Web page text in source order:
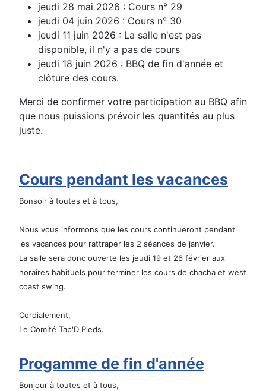
jeudi 28 mai 2026 : Cours n° 29
jeudi 04 juin 2026 : Cours n° 30
jeudi 11 juin 2026 : La salle n'est pas
disponible, il n'y a pas de cours
jeudi 18 juin 2026 : BBQ de fin d'année et
clôture des cours.
Merci de confirmer votre participation au BBQ afin
que nous puissions prévoir les quantités au plus
juste.
Cours pendant les vacances
Bonsoir à toutes et à tous,
Nous vous informons que les cours continueront pendant
les vacances pour rattraper les 2 séances de janvier.
La salle sera donc ouverte les jeudi 19 et 26 février aux
horaires habituels pour terminer les cours de chacha et west
coast swing.
Cordialement,
Le Comité Tap'D Pieds.
Progamme de fin d'année
Bonjour à toutes et à tous,